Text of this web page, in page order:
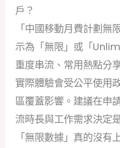
戶？
「中國移動月費計劃
示為「無限」或「
重度串流、常用熱點分
實際體驗會受公平使用
區覆蓋影響。建議在申
流時長與工作需求決定
「無限數據」真的沒有